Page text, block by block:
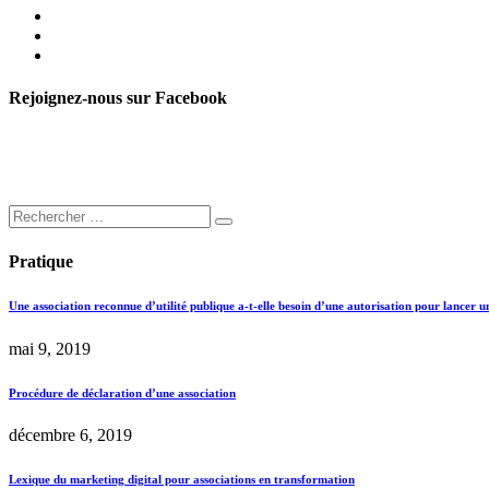
Rejoignez-nous sur Facebook
Pratique
Une association reconnue d’utilité publique a-t-elle besoin d’une autorisation pour lancer
mai 9, 2019
Procédure de déclaration d’une association
décembre 6, 2019
Lexique du marketing digital pour associations en transformation